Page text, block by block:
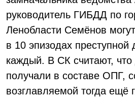
руководитель ГИБДД по
Ленобласти Семёнов
в 10 эпизодах преступной
каждый. В СК считают, что
получали в составе ОПГ,
возглавляемой тогда ещё